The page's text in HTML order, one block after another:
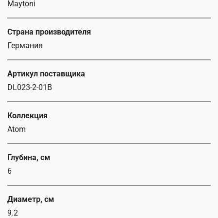
Maytoni
Страна производителя
Германия
Артикул поставщика
DL023-2-01B
Коллекция
Atom
Глубина, см
6
Диаметр, см
9.2